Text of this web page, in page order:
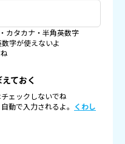
カタカナ・半角英数字
字が使えないよ
ておく
ェックしないでね
動で入力されるよ。 くわし